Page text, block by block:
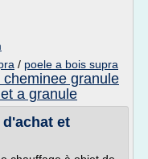
/ poele a bois supra
cheminee granule
a granule
d'achat et